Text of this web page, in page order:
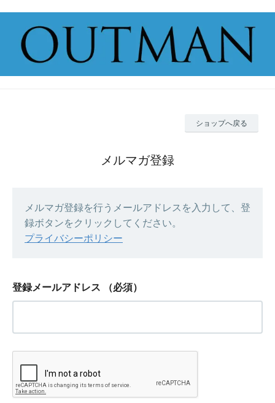
ショップへ戻る
メルマガ登録
メルマガ登録を行うメールアドレスを入力して、登
録ボタンをクリックしてください。
プライバシーポリシー
登録メールアドレス （必須）